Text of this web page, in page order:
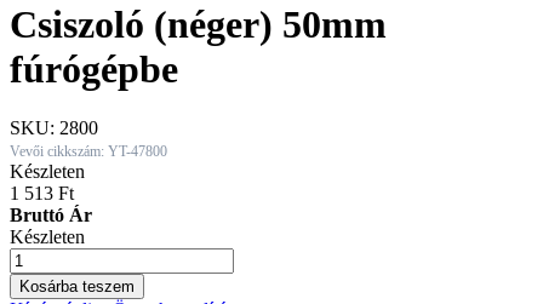
Csiszoló (néger) 50mm
fúrógépbe
SKU: 2800
Vevői cikkszám: YT-47800
Készleten
1 513 Ft
Bruttó Ár
Készleten
Csiszoló
(néger)
Kosárba teszem